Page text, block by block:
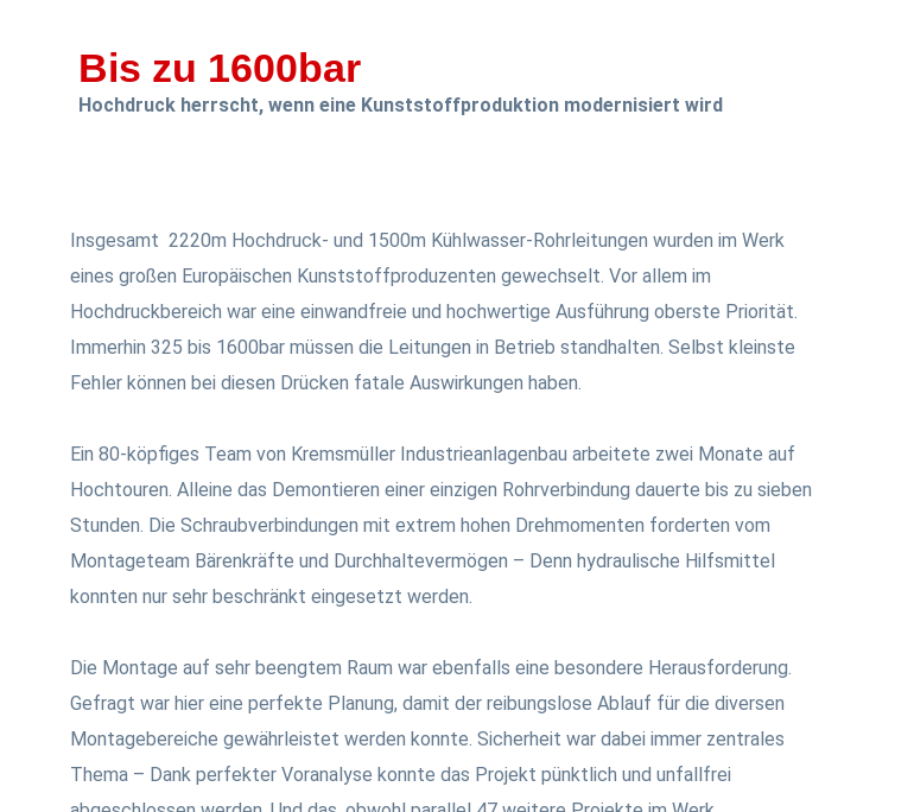
Bis zu 1600bar
Hochdruck herrscht, wenn eine Kunststoffproduktion modernisiert wird
Insgesamt 2220m Hochdruck- und 1500m Kühlwasser-Rohrleitungen wurden im Werk
eines großen Europäischen Kunststoffproduzenten gewechselt. Vor allem im
Hochdruckbereich war eine einwandfreie und hochwertige Ausführung oberste Priorität.
Immerhin 325 bis 1600bar müssen die Leitungen in Betrieb standhalten. Selbst kleinste
Fehler können bei diesen Drücken fatale Auswirkungen haben.
Ein 80-köpfiges Team von Kremsmüller Industrieanlagenbau arbeitete zwei Monate auf
Hochtouren. Alleine das Demontieren einer einzigen Rohrverbindung dauerte bis zu sieben
Stunden. Die Schraubverbindungen mit extrem hohen Drehmomenten forderten vom
Montageteam Bärenkräfte und Durchhaltevermögen – Denn hydraulische Hilfsmittel
konnten nur sehr beschränkt eingesetzt werden.
Die Montage auf sehr beengtem Raum war ebenfalls eine besondere Herausforderung.
Gefragt war hier eine perfekte Planung, damit der reibungslose Ablauf für die diversen
Montagebereiche gewährleistet werden konnte. Sicherheit war dabei immer zentrales
Thema – Dank perfekter Voranalyse konnte das Projekt pünktlich und unfallfrei